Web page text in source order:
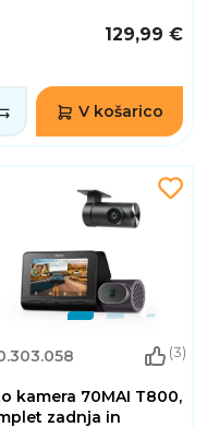
129,99 €
V košarico
(3)
kamera 70MAI T800,
zadnja in